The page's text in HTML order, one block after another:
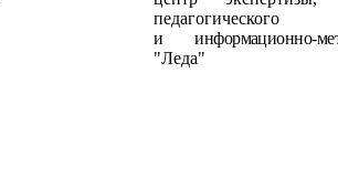
педагогического
иинформационно-
"Леда"